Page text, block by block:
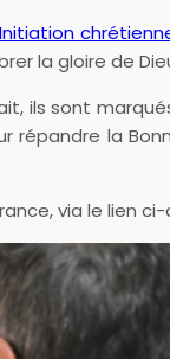
Initiation
la gloire de
ils sont
répandre la
via le lien ci-